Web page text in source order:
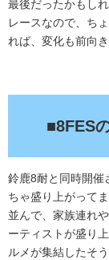
最後だったかもし
レースなので、ち
れば、変化も前向
■8FES
鈴鹿8耐と同時開催
ちゃ盛り上がって
並んで、家族連れ
ーティストが盛り
ルメが集結したそう